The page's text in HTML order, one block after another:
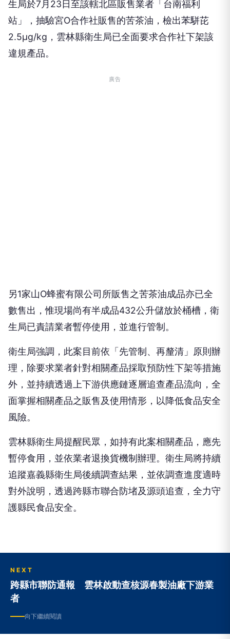
生局於7月23日至該轄北區販售業者「台南福利
站」，抽驗宮O合作社販售的苦茶油，檢出苯駢芘
2.5μg/kg，雲林縣衛生局已全面要求合作社下架該
違規產品。
廣告
另1家山O蜂蜜有限公司所販售之苦茶油成品亦已全
數售出，惟現場尚有半成品432公升儲放於桶槽，衛
生局已責請業者暫停使用，並進行管制。
衛生局強調，此案目前依「先管制、再釐清」原則辦
理，除要求業者針對相關產品採取預防性下架等措施
外，並持續透過上下游供應鏈逐層追查產品流向，全
面掌握相關產品之販售及使用情形，以降低食品安全
風險。
雲林縣衛生局提醒民眾，如持有此案相關產品，應先
暫停食用，並依業者退換貨機制辦理。衛生局將持續
追蹤嘉義縣衛生局後續調查結果，並依調查進度適時
對外說明，透過跨縣市聯合防堵及源頭追查，全力守
護縣民食品安全。
NEXT
跨縣市聯防通報 雲林啟動查核源春製油廠下游業
者
向下繼續閱讀